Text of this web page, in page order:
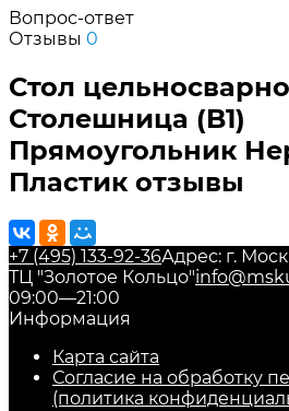
Вопрос-ответ
Отзывы 0
Стол
Столешница (B1)
Прямоугольник
Пластик отзывы
+7 (495) 133-92-36Адрес: г.
ТЦ "Золотое Кольцо"
09:00—21:00
Информация
Карта сайта
Согласие на обработку
(политика